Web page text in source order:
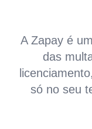
A Zapay é
das
só no seu